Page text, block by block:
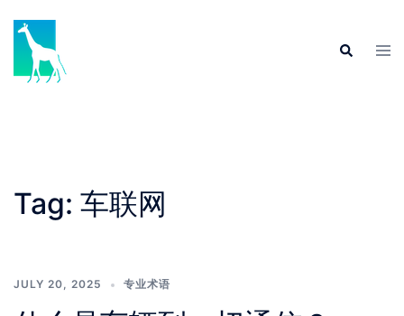
content
Search
Tag: 车联网
JULY 20, 2025 专业术语